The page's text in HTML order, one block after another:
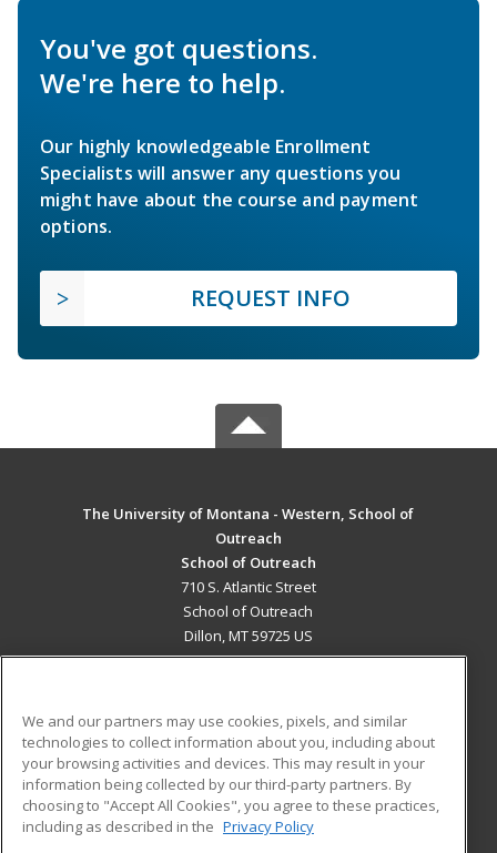
You've got questions.
We're here to help.
Our highly knowledgeable Enrollment
Specialists will answer any questions you
might have about the course and payment
options.
REQUEST INFO
The University of Montana - Western, School of
Outreach
School of Outreach
710 S. Atlantic Street
School of Outreach
Dillon, MT 59725 US
ADDITIONAL RESOURCES
Military
Financial Assistance
Help
Student Blog
We and our partners may use cookies, pixels, and similar
technologies to collect information about you, including about
your browsing activities and devices. This may result in your
information being collected by our third-party partners. By
choosing to "Accept All Cookies", you agree to these practices,
including as described in the Privacy Policy